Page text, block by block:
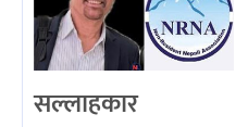
सल्लाहकार